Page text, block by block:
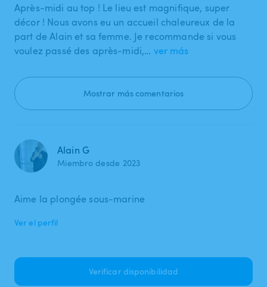
Après-midi au top ! Le lieu est magnifique, super
décor ! Nous avons eu un accueil chaleureux de la
part de Alain et sa femme. Je recommande si vous
voulez passé des après-midi,… ver más
Mostrar más comentarios
Alain G
Miembro desde 2023
Aime la plongée sous-marine
Ver el perfil
Verificar disponibilidad